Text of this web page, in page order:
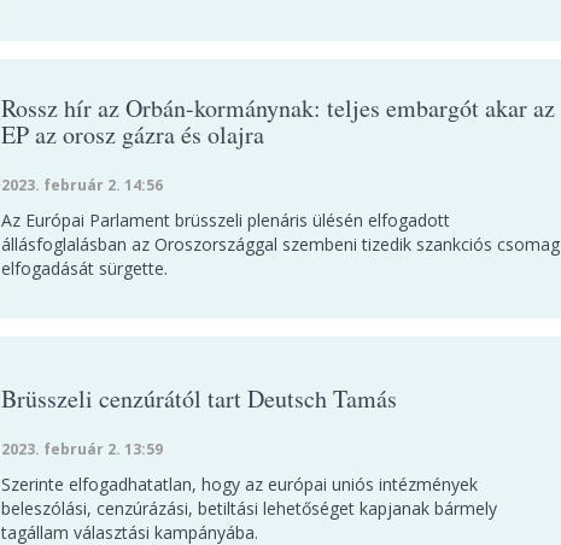
Rossz hír az Orbán-kormánynak: teljes embargót akar az
EP az orosz gázra és olajra
2023. február 2. 14:56
Az Európai Parlament brüsszeli plenáris ülésén elfogadott
állásfoglalásban az Oroszországgal szembeni tizedik szankciós csomag
elfogadását sürgette.
Brüsszeli cenzúrától tart Deutsch Tamás
2023. február 2. 13:59
Szerinte elfogadhatatlan, hogy az európai uniós intézmények
beleszólási, cenzúrázási, betiltási lehetőséget kapjanak bármely
tagállam választási kampányába.